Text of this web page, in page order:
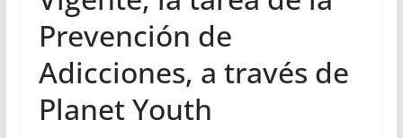
Prevención de
Adicciones, a través de
Planet Youth